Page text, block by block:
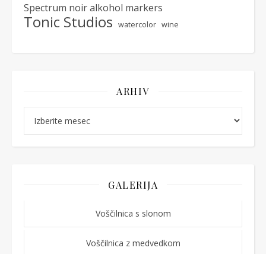
Spectrum noir alkohol markers
Tonic Studios watercolor wine
ARHIV
GALERIJA
Voščilnica s slonom
Voščilnica z medvedkom